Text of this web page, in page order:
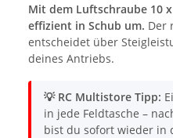
Mit dem Luftschraube 10
effizient in Schub um. Der
entscheidet über
deines Antriebs.
💡 RC Multistore Tipp:
in jede Feldtasche –
bist du sofort wieder in